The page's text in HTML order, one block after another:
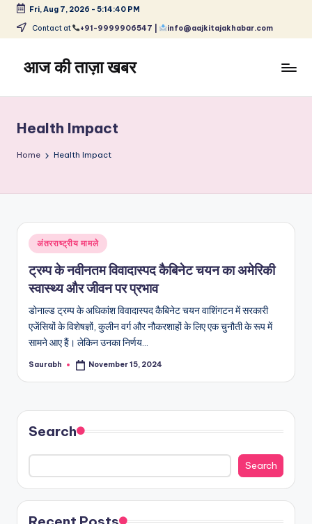
Skip
content
Fri, Aug 7, 2026 - 5:14:40 PM
Contact at +91-9999906547 | info@aajkitajakhabar.com
आज की ताज़ा खबर
ताज़ा
समाचार
–
और
विश्व
Health Impact
Home Health Impact
Posted
in
अंतरराष्ट्रीय मामले
ट्रम्प के नवीनतम विवादास्पद कैबिनेट चयन का अमेरिकी
स्वास्थ्य और जीवन पर प्रभाव
डोनाल्ड ट्रम्प के अधिकांश विवादास्पद कैबिनेट चयन वाशिंगटन में सरकारी
एजेंसियों के विशेषज्ञों, कुलीन वर्ग और नौकरशाहों के लिए एक चुनौती के रूप में
सामने आए हैं। लेकिन उनका निर्णय…
Posted
Saurabh November 15, 2024
Search
Search